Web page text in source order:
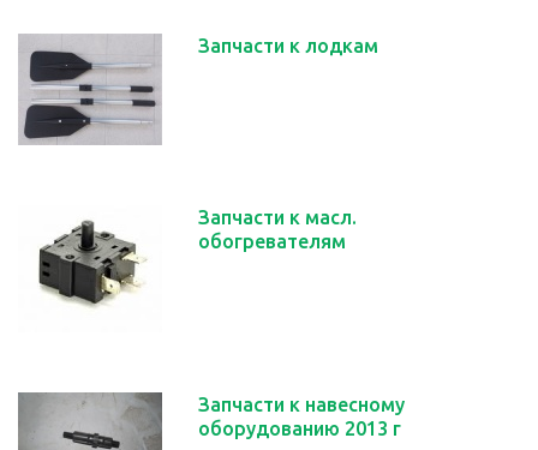
Запчасти к лодкам
Запчасти к масл.
обогревателям
Запчасти к навесному
оборудованию 2013 г